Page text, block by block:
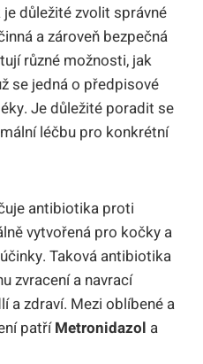
důležité zvolit správné
a zároveň bezpečná
různé možnosti,⁣ jak
se‌ jedná o předpisové⁢
Je důležité poradit⁣ se
léčbu pro konkrétní
antibiotika‍ proti
vytvořená pro kočky a
Taková antibiotika
‌zvracení a navrací
a zdraví. Mezi oblíbené⁣ a
patříMetronidazol a